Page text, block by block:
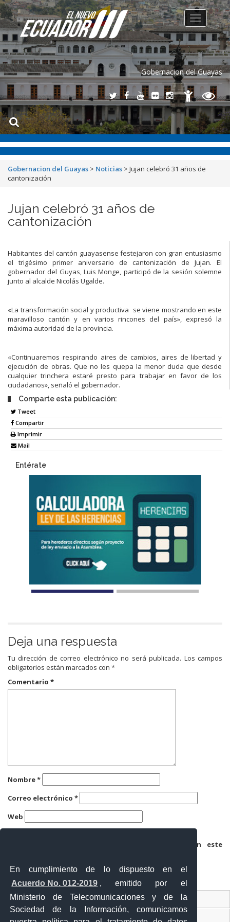
En cumplimiento de lo dispuesto en el
Acuerdo No. 012-2019 , emitido por el
Ministerio de Telecomunicaciones y de la
Sociedad de la Información, comunicamos
Gobernacion del Guayas
Toggle
navigation
Gobernacion del Guayas > Noticias > Jujan celebró 31 años de
cantonización
Jujan celebró 31 años de
cantonización
Habitantes del cantón guayasense festejaron con gran entusiasmo
el trigésimo primer aniversario de cantonización de Jujan. El
gobernador del Guyas, Luis Monge, participó de la sesión solemne
junto al alcalde Nicolás Ugalde.
«La transformación social y productiva se viene mostrando en este
maravilloso cantón y en varios rincones del país», expresó la
máxima autoridad de la provincia.
«Continuaremos respirando aires de cambios, aires de libertad y
ejecución de obras. Que no les quepa la menor duda que desde
cualquier trinchera estaré presto para trabajar en favor de los
ciudadanos», señaló el gobernador.
Comparte esta publicación:
Tweet
Compartir
Imprimir
Mail
Entérate
Deja una respuesta
Tu dirección de correo electrónico no será publicada. Los campos
obligatorios están marcados con *
Comentario *
Nombre*
Correo electrónico *
Web
Guarda mi nombre, correo electrónico y web en este
Ventanilla Única Virtual
Ventanilla Única de Comercio Exterior